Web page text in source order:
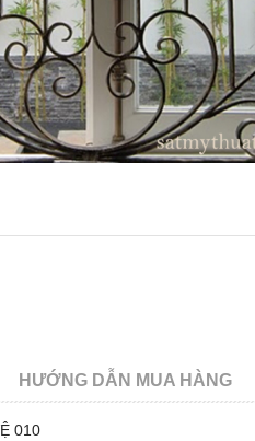
HƯỚNG DẪN MUA HÀNG
010